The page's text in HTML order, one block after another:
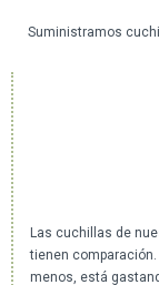
Suministramos
Las cuchillas de
tienen
menos, está